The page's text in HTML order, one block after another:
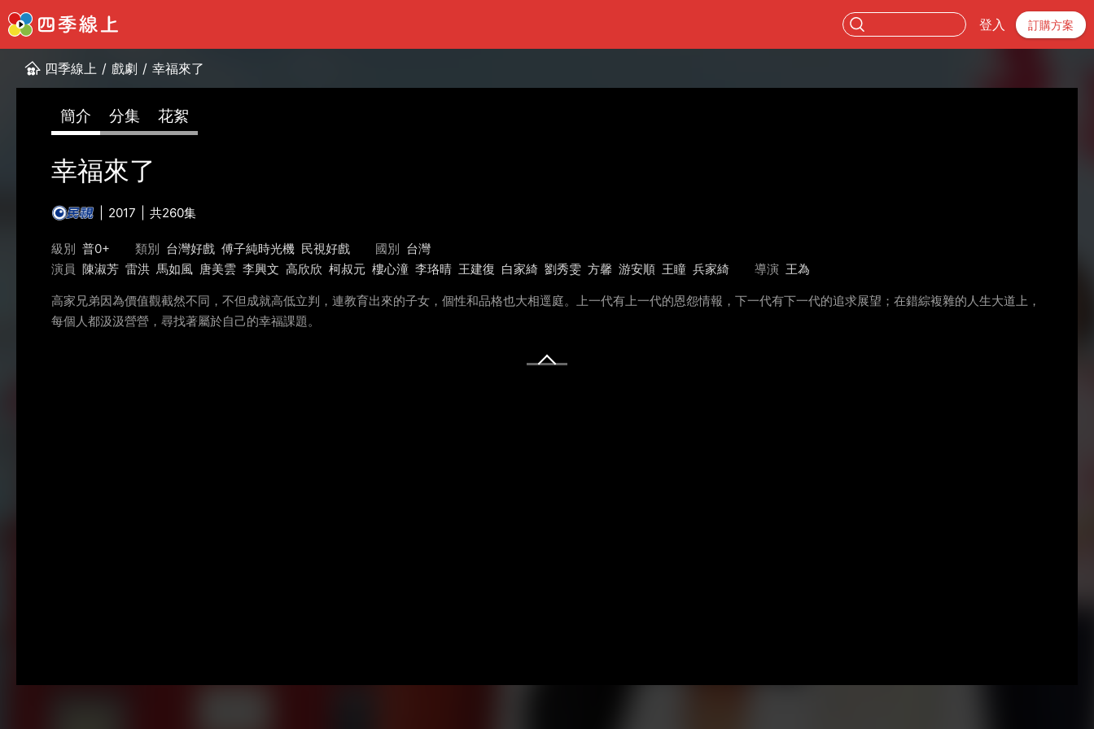
登入 訂購方案
四季線上 / 戲劇 / 幸福來了
簡介 分集 花絮
幸福來了
2017 共260集
級別 普0+ 類別 台灣好戲 傅子純時光機 民視好戲 國別 台灣
演員 陳淑芳 雷洪 馬如風 唐美雲 李興文 高欣欣 柯叔元 樓心潼 李珞晴 王建復 白家綺 劉秀雯 方馨 游安順 王瞳 兵家綺 導演 王為
高家兄弟因為價值觀截然不同，不但成就高低立判，連教育出來的子女，個性和品格也大相逕庭。上一代有上一代的恩怨情報，下一代有下一代的追求展望；在錯綜複雜的人生大道上，
每個人都汲汲營營，尋找著屬於自己的幸福課題。